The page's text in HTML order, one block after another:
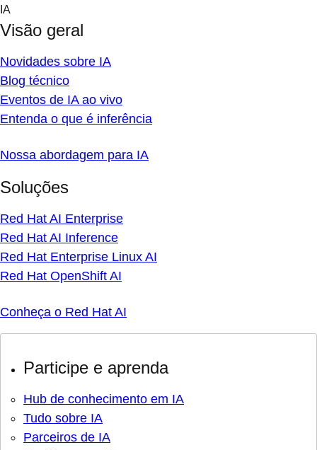
Skip
content
IA
Visão geral
Novidades sobre IA
Blog técnico
Eventos de IA ao vivo
Entenda o que é inferência
Nossa abordagem para IA
Soluções
Red Hat AI Enterprise
Red Hat AI Inference
Red Hat Enterprise Linux AI
Red Hat OpenShift AI
Conheça o Red Hat AI
Participe e aprenda
Hub de conhecimento em IA
Tudo sobre IA
Parceiros de IA